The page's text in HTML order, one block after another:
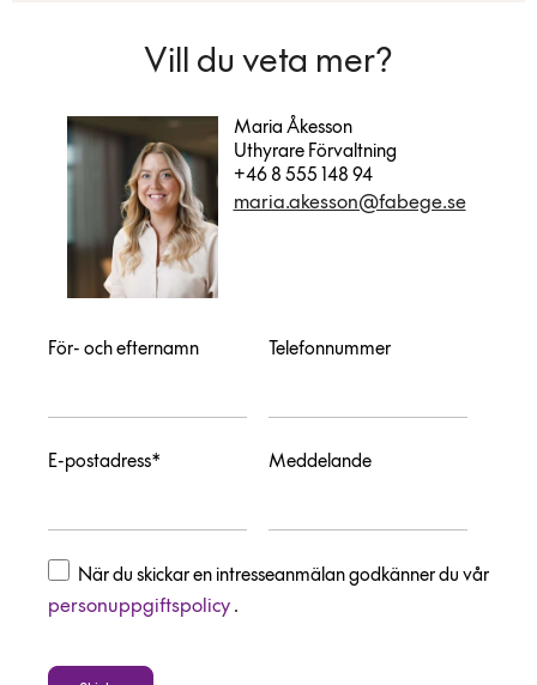
Vill du veta mer?
Maria Åkesson
Uthyrare Förvaltning
+46 8 555 148 94
maria.akesson@fabege.se
För- och efternamn Telefonnummer
E-postadress* Meddelande
När du skickar en intresseanmälan godkänner du vår
personuppgiftspolicy .